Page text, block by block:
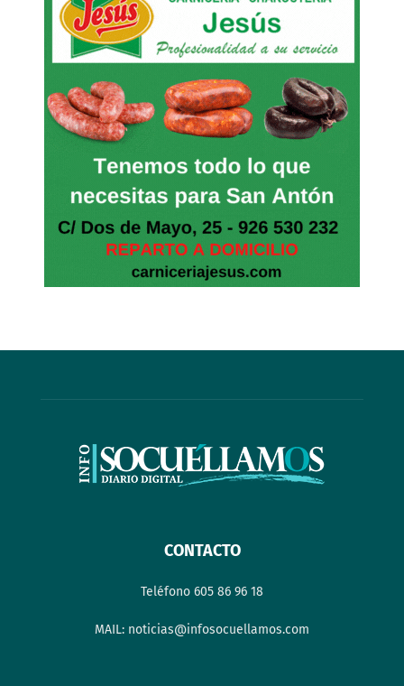
CONTACTO
Teléfono 605 86 96 18
MAIL: noticias@infosocuellamos.com